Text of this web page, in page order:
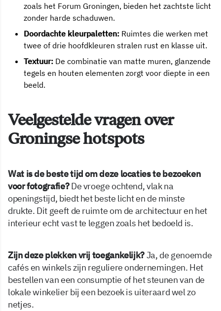
zoals het Forum Groningen, bieden het zachtste licht
zonder harde schaduwen.
Doordachte kleurpaletten: Ruimtes die werken met
twee of drie hoofdkleuren stralen rust en klasse uit.
Textuur: De combinatie van matte muren, glanzende
tegels en houten elementen zorgt voor diepte in een
beeld.
Veelgestelde vragen over
Groningse hotspots
Wat is de beste tijd om deze locaties te bezoeken
voor fotografie?De vroege ochtend, vlak na
openingstijd, biedt het beste licht en de minste
drukte. Dit geeft de ruimte om de architectuur en het
interieur echt vast te leggen zoals het bedoeld is.
Zijn deze plekken vrij toegankelijk?Ja, de genoemde
cafés en winkels zijn reguliere ondernemingen. Het
bestellen van een consumptie of het steunen van de
lokale winkelier bij een bezoek is uiteraard wel zo
netjes.